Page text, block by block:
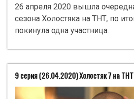
26 апреля 2020 вышла
сезона Холостяка на ТНТ, по
покинула одна участница.
9 серия (26.04.2020) Холостяк 7 на